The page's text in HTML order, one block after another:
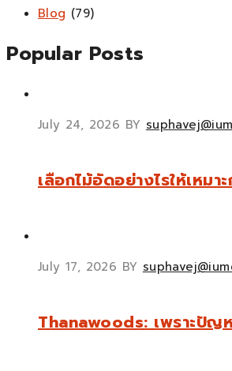
Blog (79)
Popular Posts
July 24, 2026 BY
เลือกไม้อัดอย่างไรให้เหม
July 17, 2026 BY
Thanawoods: เพราะปัญ